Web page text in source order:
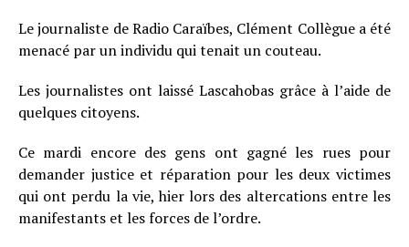
Le journaliste de Radio Caraïbes, Clément Collègue a été
menacé par un individu qui tenait un couteau.
Les journalistes ont laissé Lascahobas grâce à l’aide de
quelques citoyens.
Ce mardi encore des gens ont gagné les rues pour
demander justice et réparation pour les deux victimes
qui ont perdu la vie, hier lors des altercations entre les
manifestants et les forces de l’ordre.